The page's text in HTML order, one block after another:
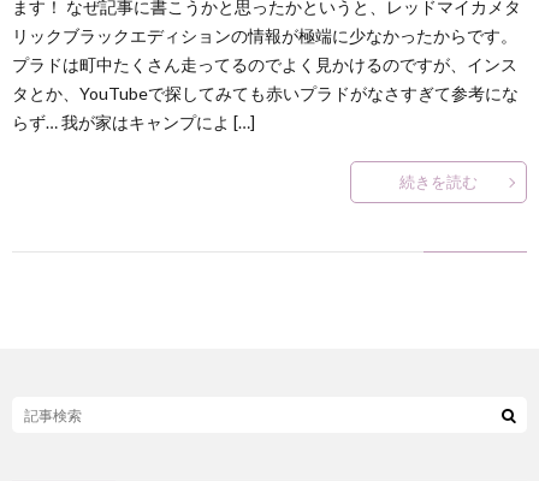
て
何
ます！ なぜ記事に書こうかと思ったかというと、レッドマイカメタ
リックブラックエディションの情報が極端に少なかったからです。
プラドは町中たくさん走ってるのでよく見かけるのですが、インス
タとか、YouTubeで探してみても赤いプラドがなさすぎて参考にな
らず… 我が家はキャンプによ […]
続きを読む